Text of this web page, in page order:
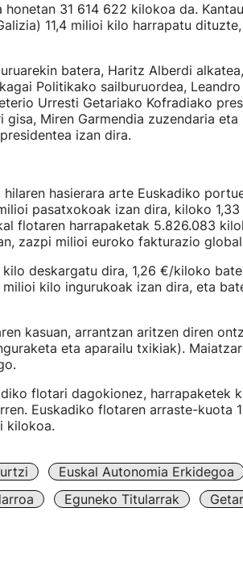
31 614 622 kilokoa da.
11,4 milioi kilo harrapatu
batera, Haritz Alberdi
Politikako sailburuordea,
Urresti Getariako Kofradiako
Miren Garmendia zuzendaria eta
izan dira.
hasierara arte Euskadiko
pasatxokoak izan dira, kiloko
flotaren harrapaketak 5.826.083
zazpi milioi euroko fakturazio
deskargatu dira, 1,26 €/kiloko
kilo ingurukoak izan dira, eta
kasuan, arrantzan aritzen diren
eta aparailu txikiak).
flotari dagokionez, harrapaketek
Euskadiko flotaren arraste-kuota
kilokoa.
Euskal Autonomia Erkidegoa
Eguneko Titularrak